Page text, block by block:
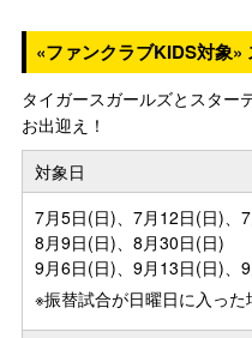
«ファンクラブKIDS対象»
タイガースガールズとスター
お出迎え！
対象日
7月5日(日)、7月12日(日)、
8月9日(日)、8月30日(日)
9月6日(日)、9月13日(日)、
※振替試合が日曜日に入った